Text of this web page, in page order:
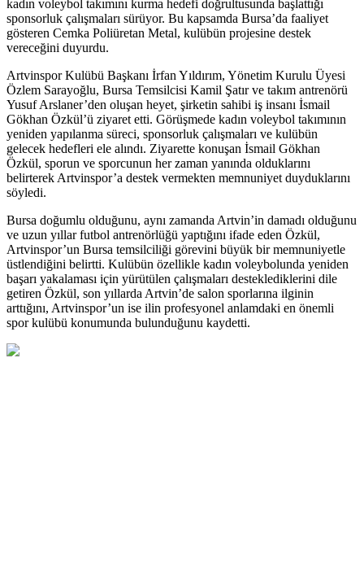
kadın voleybol takımını kurma hedefi doğrultusunda başlattığı
sponsorluk çalışmaları sürüyor. Bu kapsamda Bursa’da faaliyet
gösteren Cemka Poliüretan Metal, kulübün projesine destek
vereceğini duyurdu.
Artvinspor Kulübü Başkanı İrfan Yıldırım, Yönetim Kurulu Üyesi
Özlem Sarayoğlu, Bursa Temsilcisi Kamil Şatır ve takım antrenörü
Yusuf Arslaner’den oluşan heyet, şirketin sahibi iş insanı İsmail
Gökhan Özkül’ü ziyaret etti. Görüşmede kadın voleybol takımının
yeniden yapılanma süreci, sponsorluk çalışmaları ve kulübün
gelecek hedefleri ele alındı. Ziyarette konuşan İsmail Gökhan
Özkül, sporun ve sporcunun her zaman yanında olduklarını
belirterek Artvinspor’a destek vermekten memnuniyet duyduklarını
söyledi.
Bursa doğumlu olduğunu, aynı zamanda Artvin’in damadı olduğunu
ve uzun yıllar futbol antrenörlüğü yaptığını ifade eden Özkül,
Artvinspor’un Bursa temsilciliği görevini büyük bir memnuniyetle
üstlendiğini belirtti. Kulübün özellikle kadın voleybolunda yeniden
başarı yakalaması için yürütülen çalışmaları desteklediklerini dile
getiren Özkül, son yıllarda Artvin’de salon sporlarına ilginin
arttığını, Artvinspor’un ise ilin profesyonel anlamdaki en önemli
spor kulübü konumunda bulunduğunu kaydetti.